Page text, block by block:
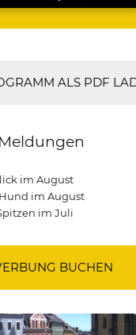
ALS PDF
im August
im August
im Juli
BUCHEN